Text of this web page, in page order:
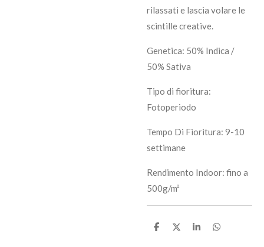
rilassati e lascia volare le
scintille creative.
Genetica: 50% Indica /
50% Sativa
Tipo di fioritura:
Fotoperiodo
Tempo Di Fioritura: 9-10
settimane
Rendimento Indoor: fino a
500g/m²
C
C
C
C